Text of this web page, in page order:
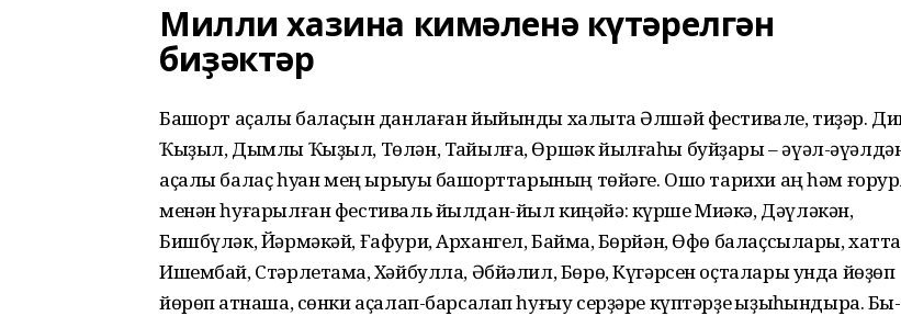
Милли хазина кимәленә күтәрелгән
биҙәктәр
Башҡорт аҫалы балаҫын дан­лаған йыйынды халыҡта Әлшәй фестивале, тиҙәр.
Ҡыҙыл, Дымлы Ҡыҙыл, Төлән, Таҡйылға, Өршәк йылғаһы буйҙары – әүәл-
аҫалы балаҫ һуҡҡан мең ырыуы башҡорттарының төйәге. Ошо тарихи аң һәм
менән һуғарылған фестиваль йылдан-йыл киңәйә: күрше Миәкә, Дәүләкән,
Бишбүләк, Йәрмәкәй, Ғафури, Архангел, Баймаҡ, Бөрйән, Өфө балаҫсылары, хатта
Ишембай, Стәрлетамаҡ, Хәйбулла, Әбйәлил, Бөрө, Күгәрсен оҫталары унда йөҙөп
йөрөп ҡатнаша, сөнки аҫалап-барсалап һуғыу серҙәре күптәрҙе ҡыҙыҡһындыра. Бы­